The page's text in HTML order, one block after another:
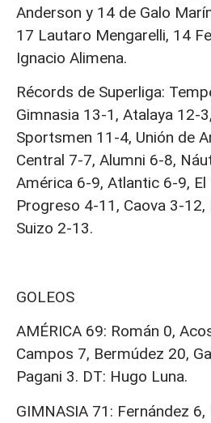
Anderson y 14 de Galo
17 Lautaro Mengarelli, 14
Ignacio Alimena.
Récords de Superliga:
Gimnasia 13-1, Atalaya 12-
Sportsmen 11-4, Unión de
Central 7-7, Alumni 6-8,
América 6-9, Atlantic 6-9, El
Progreso 4-11, Caova 3-
Suizo 2-13.
GOLEOS
AMÉRICA 69: Román 0,
Campos 7, Bermúdez 20,
Pagani 3. DT: Hugo Luna.
GIMNASIA 71: Fernández